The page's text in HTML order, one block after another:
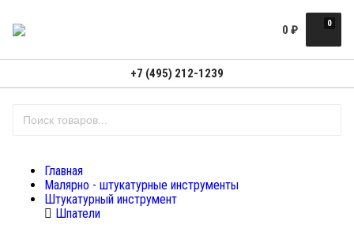
0
0 ₽
+7 (495) 212-1239
Главная
Малярно - штукатурные инструменты
Штукатурный инструмент
Шпатели